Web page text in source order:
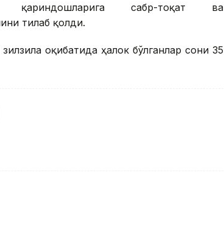
қариндошларига сабр-тоқат ва
тилаб қолди.
оқибатида ҳалок бўлганлар сони 35